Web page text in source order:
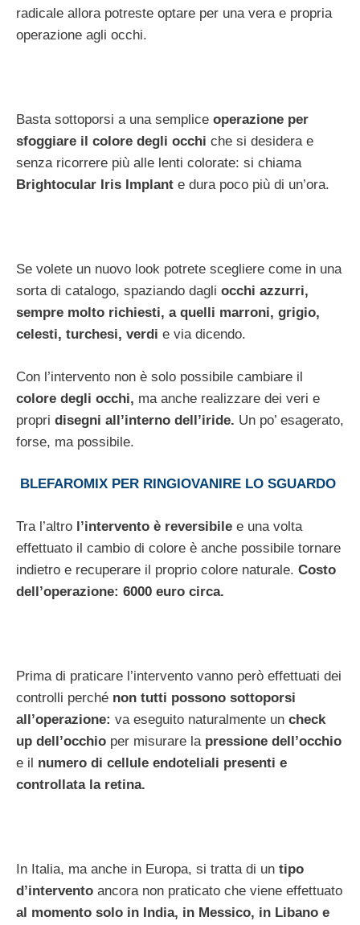
radicale allora potreste optare per una vera e propria
operazione agli occhi.
Basta sottoporsi a una semplice operazione per
sfoggiare il colore degli occhi che si desidera e
senza ricorrere più alle lenti colorate: si chiama
Brightocular Iris Implant e dura poco più di un’ora.
Se volete un nuovo look potrete scegliere come in una
sorta di catalogo, spaziando dagli occhi azzurri,
sempre molto richiesti, a quelli marroni, grigio,
celesti, turchesi, verdi e via dicendo.
Con l’intervento non è solo possibile cambiare il
colore degli occhi, ma anche realizzare dei veri e
propri disegni all’interno dell’iride. Un po’ esagerato,
forse, ma possibile.
BLEFAROMIX PER RINGIOVANIRE LO SGUARDO
Tra l’altro l’intervento è reversibile e una volta
effettuato il cambio di colore è anche possibile tornare
indietro e recuperare il proprio colore naturale. Costo
dell’operazione: 6000 euro circa.
Prima di praticare l’intervento vanno però effettuati dei
controlli perché non tutti possono sottoporsi
all’operazione: va eseguito naturalmente un check
up dell’occhio per misurare la pressione dell’occhio
e il numero di cellule endoteliali presenti e
controllata la retina.
In Italia, ma anche in Europa, si tratta di un tipo
d’intervento ancora non praticato che viene effettuato
al momento solo in India, in Messico, in Libano e